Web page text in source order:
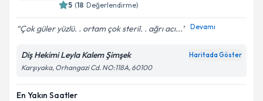
5 (18 Değerlendirme)
Çok güler yüzlü. . ortam çok steril. . ağrı acı... Devamı
Diş Hekimi Leyla Kalem Şimşek Haritada Göster
Karşıyaka, Orhangazi Cd. NO:118A, 60100
En Yakın Saatler